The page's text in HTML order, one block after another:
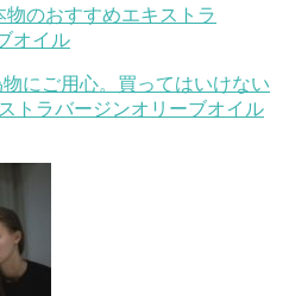
物にご用心。買ってはいけない
トラバージンオリーブオイル